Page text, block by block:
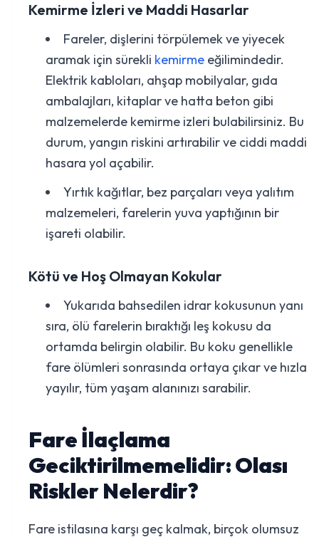
Kemirme İzleri ve Maddi Hasarlar
Fareler, dişlerini törpülemek ve yiyecek
aramak için sürekli kemirme eğilimindedir.
Elektrik kabloları, ahşap mobilyalar, gıda
ambalajları, kitaplar ve hatta beton gibi
malzemelerde kemirme izleri bulabilirsiniz. Bu
durum, yangın riskini artırabilir ve ciddi maddi
hasara yol açabilir.
Yırtık kağıtlar, bez parçaları veya yalıtım
malzemeleri, farelerin yuva yaptığının bir
işareti olabilir.
Kötü ve Hoş Olmayan Kokular
Yukarıda bahsedilen idrar kokusunun yanı
sıra, ölü farelerin bıraktığı leş kokusu da
ortamda belirgin olabilir. Bu koku genellikle
fare ölümleri sonrasında ortaya çıkar ve hızla
yayılır, tüm yaşam alanınızı sarabilir.
Fare İlaçlama
Geciktirilmemelidir: Olası
Riskler Nelerdir?
Fare istilasına karşı geç kalmak, birçok olumsuz